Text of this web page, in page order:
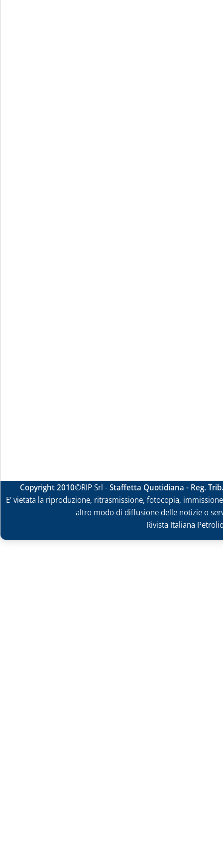
Copyright 2010©RIP Srl -Staffetta Quotidiana - Reg.
E' vietata la riproduzione, ritrasmissione, fotocopia,
altro modo di diffusione delle notizie o
Rivista Italiana